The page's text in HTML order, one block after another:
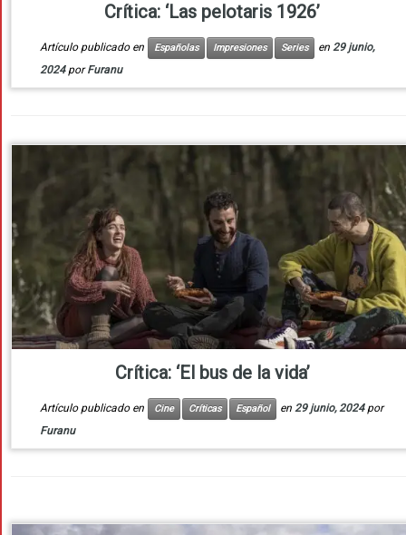
Crítica: ‘Las pelotaris 1926’
Artículo publicado en Españolas Impresiones Series en 29 junio,
2024 porFuranu
Crítica: ‘El bus de la vida’
Artículo publicado en Cine Críticas Español en 29 junio, 2024 por
Furanu